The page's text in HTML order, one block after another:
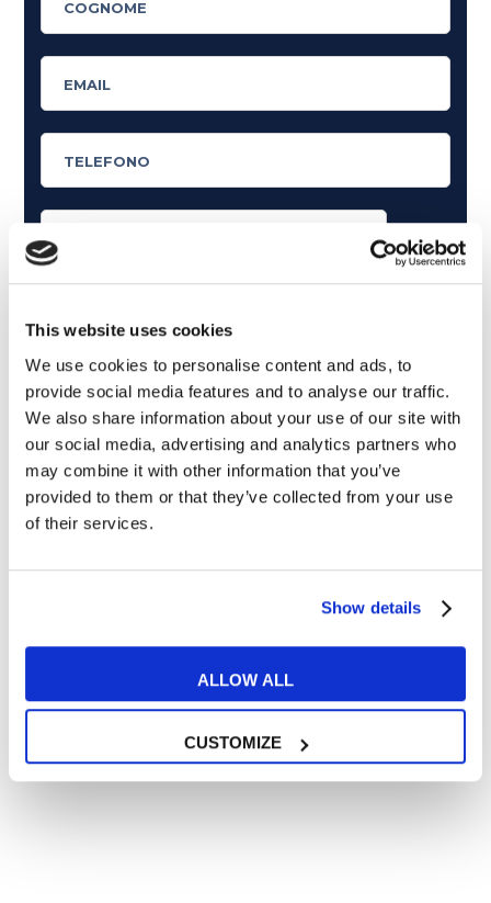
This website uses cookies
We use cookies to personalise content and ads, to
provide social media features and to analyse our traffic.
We also share information about your use of our site with
our social media, advertising and analytics partners who
may combine it with other information that you’ve
provided to them or that they’ve collected from your use
of their services.
Show details
ALLOW ALL
CUSTOMIZE
Articoli dedicati alla grammatica inglese
Articoli dedicati a inglese nel mondo del lavoro
Articoli con tips e new sulla lingua inglese
Articoli divertenti su film e musica
In quanto di età superiore ai 16 anni, dichiaro di acconsentire
al trattamento dei miei dati personali in conformità
all’informativa privacy.
Desidero ricevere comunicazioni commerciali e promozionali